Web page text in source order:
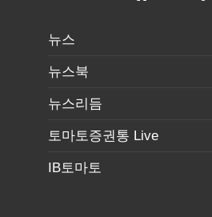
뉴스
뉴스북
뉴스리듬
토마토증권통 Live
IB토마토